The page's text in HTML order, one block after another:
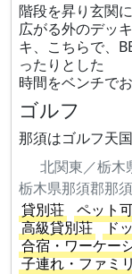
階段を昇り玄関
広がる外のデッ
キ、こちらで、
ったりとした
時間をベンチで
ゴルフ
那須はゴルフ天
北関東／栃木
栃木県那須郡那
貸別荘
ペット
高級貸別荘
ド
合宿・ワーケー
子連れ・ファミ